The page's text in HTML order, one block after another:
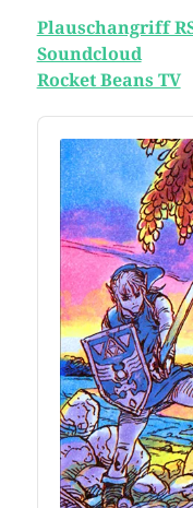
Plauschangriff
Soundcloud
Rocket Beans TV
Audio
Player